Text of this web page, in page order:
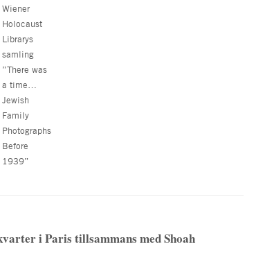
Wiener
Holocaust
Librarys
samling
”There was
a time…
Jewish
Family
Photographs
Before
1939”
i Paris tillsammans med Shoah